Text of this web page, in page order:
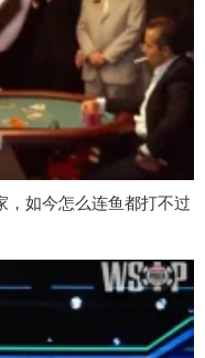
，如今怎么连鱼都打不过